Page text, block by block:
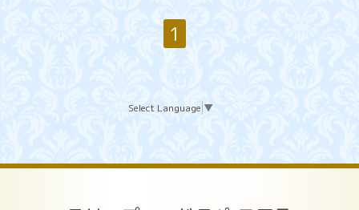
1
Select Language ▼